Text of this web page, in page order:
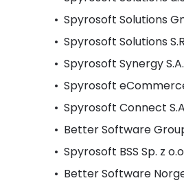
Spyrosoft Solutions
Spyrosoft Solutions
Spyrosoft Synergy
Spyrosoft
Spyrosoft Connect
Better Software
Spyrosoft BSS Sp. z
Better Software